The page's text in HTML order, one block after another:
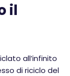
il
all’infinito
di riciclo del